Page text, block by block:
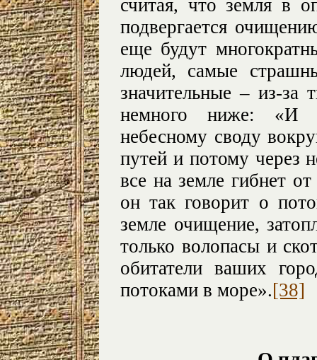
считая, что земля в
подвергается
еще будут
людей, самые
значительные – из-за
немного ниже: «И
небесному своду
путей и потому через
все на земле гибнет
он так говорит о
земле очищение,
только волопасы и
обитатели ваших
потоками в море».[38]